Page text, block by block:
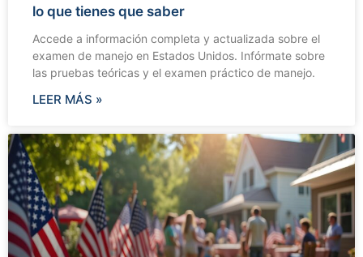
lo que tienes que saber
Accede a información completa y actualizada sobre el
examen de manejo en Estados Unidos. Infórmate sobre
las pruebas teóricas y el examen práctico de manejo.
LEER MÁS »